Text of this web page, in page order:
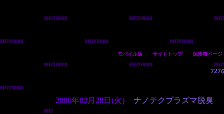
モバイル版 サイトトップ 保護猫ページ
727
2006年02月28日(火) ナノテクプラズマ脱臭